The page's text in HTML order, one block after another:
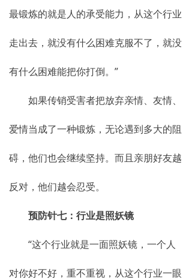
最锻炼的就是人的承受能力，从这个行业
走出去，就没有什么困难克服不了，就没
有什么困难能把你打倒。”
如果传销受害者把放弃亲情、友情、
爱情当成了一种锻炼，无论遇到多大的阻
碍，他们也会继续坚持。而且亲朋好友越
反对，他们越会忍受。
预防针七：行业是照妖镜
“这个行业就是一面照妖镜，一个人
对你好不好，重不重视，从这个行业一眼